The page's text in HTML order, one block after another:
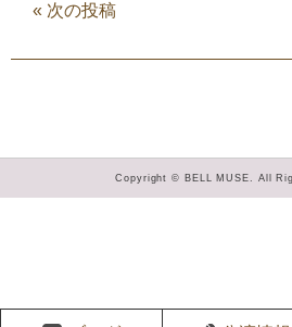
« 次の投稿
Copyright © BELL MUSE. All